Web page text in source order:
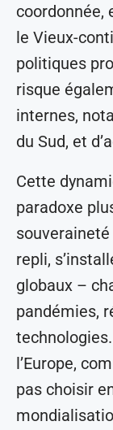
coordonnée,
le Vieux-
politiques
risque
internes,
du Sud, et
Cette
paradoxe
repli,
globaux –
pandémies,
l’Europe,
pas choisir